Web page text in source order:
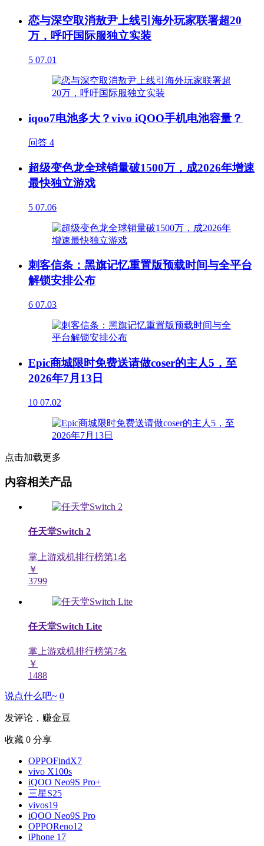
恋与深空取消敖尹上线引海外玩家联署超20
万，呼吁国际服独立实装
5 07.01
iqoo7电池多大？vivo iQOO手机电池容量？
问答 4
超级变色龙全球销量破1500万，成2026年增速
最快独立游戏
5 07.06
刺客信条：黑旗记忆重置版预载时间与全平台
解锁安排公布
6 07.03
Epic商城限时免费送请做coser的主人5，至
2026年7月13日
10 07.02
点击加载更多
内容相关产品
任天堂Switch 2
掌上游戏机排行榜第1名
￥
3799
任天堂Switch Lite
掌上游戏机排行榜第7名
￥
1488
说点什么吧~ 0
发评论，赚金豆
收藏 0 分享
OPPOFindX7
vivo X100s
iQOO Neo9S Pro+
三星S25
vivos19
iQOO Neo9S Pro
OPPOReno12
iPhone 17